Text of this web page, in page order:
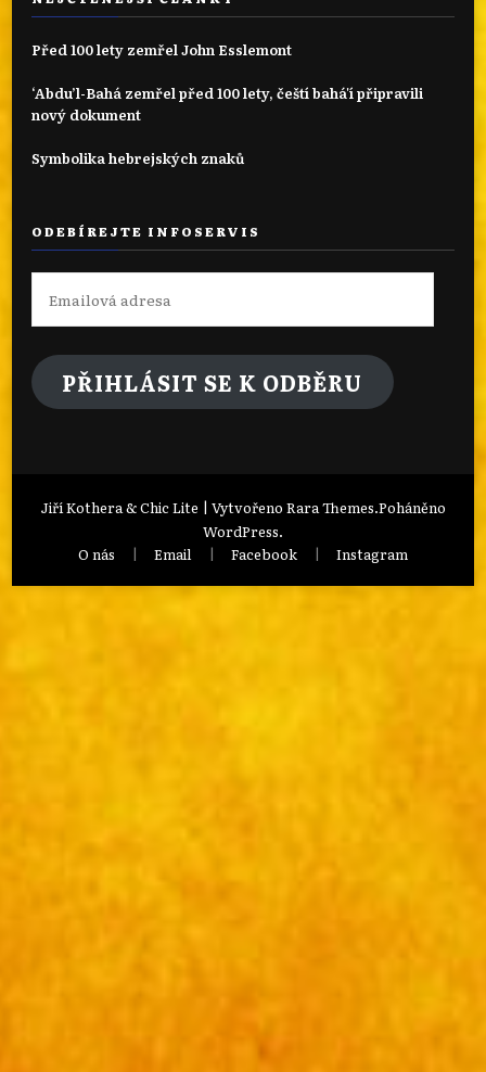
Před 100 lety zemřel John Esslemont
‘Abdu’l-Bahá zemřel před 100 lety, čeští bahá'í připravili
nový dokument
Symbolika hebrejských znaků
ODEBÍREJTE INFOSERVIS
adresa
PŘIHLÁSIT SE K ODBĚRU
Jiří Kothera & Chic Lite | Vytvořeno Rara Themes.Poháněno
WordPress.
O nás
Email Facebook Instagram